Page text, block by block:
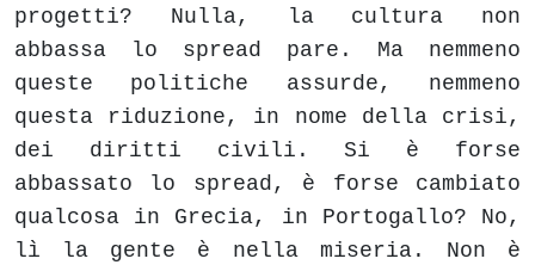
progetti? Nulla, la cultura non
abbassa lo spread pare. Ma nemmeno
queste politiche assurde, nemmeno
questa riduzione, in nome della crisi,
dei diritti civili. Si è forse
abbassato lo spread, è forse cambiato
qualcosa in Grecia, in Portogallo? No,
lì la gente è nella miseria. Non è